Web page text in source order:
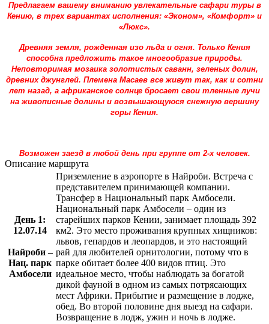
Предлагаем вашему вниманию увлекательные сафари туры в
Кению, в трех вариантах исполнения: «Эконом», «Комфорт» и
«Люкс».
Древняя земля, рожденная изо льда и огня. Только Кения
способна предложить такое многообразие природы.
Неповторимая мозаика золотистых саванн, зеленых долин,
древних джунглей. Племена Масаев все живут так, как и сотни
лет назад, а африканское солнце бросает свои тленные лучи
на живописные долины и возвышающуюся снежную вершину
горы Кения.
Возможен заезд в любой день при группе от 2-х человек.
Описание маршрута
День 1:
12.07.14
Найроби –
Нац. парк
Амбосели
Приземление в аэропорте в Найроби. Встреча с
представителем принимающей компании.
Трансфер в Национальный парк Амбосели.
Национальный парк Амбосели – один из
старейших парков Кении, занимает площадь 392
км2. Это место проживания крупных хищников:
львов, гепардов и леопардов, и это настоящий
рай для любителей орнитологии, потому что в
парке обитает более 400 видов птиц. Это
идеальное место, чтобы наблюдать за богатой
дикой фауной в одном из самых потрясающих
мест Африки. Прибытие и размещение в лодже,
обед. Во второй половине дня выезд на сафари.
Возвращение в лодж, ужин и ночь в лодже.